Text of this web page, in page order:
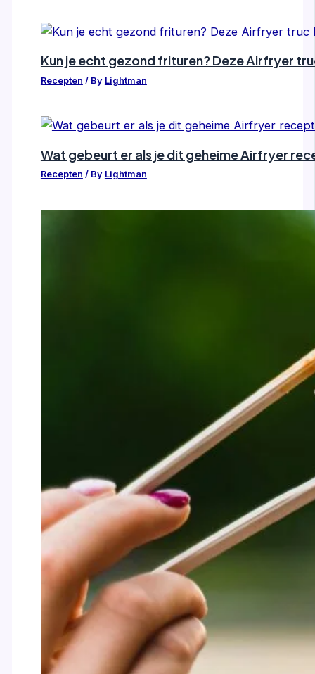
Kun je echt gezond frituren? Deze Airfryer
Recepten / By Lightman
Wat gebeurt er als je dit geheime Airfryer
Recepten / By Lightman